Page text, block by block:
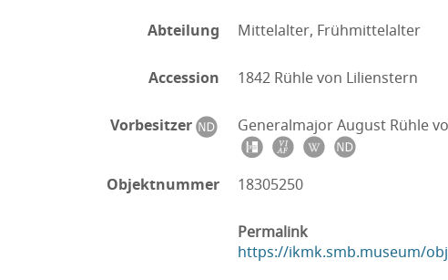
Abteilung Mittelalter, Frühmittelalter
Accession 1842 Rühle von Lilienstern
Vorbesitzer Generalmajor August Rühle
Objektnummer 18305250
Permalink
https://ikmk.smb.museum/